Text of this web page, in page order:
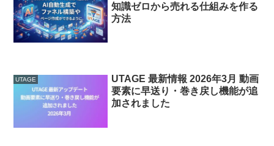
知識ゼロから売れる仕組みを作る
方法
UTAGE
UTAGE 最新情報 2026年3月 動画
要素に早送り・巻き戻し機能が追
加されました